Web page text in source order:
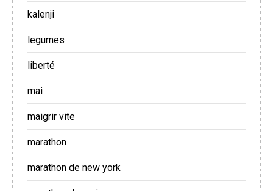
kalenji
legumes
liberté
mai
maigrir vite
marathon
marathon de new york